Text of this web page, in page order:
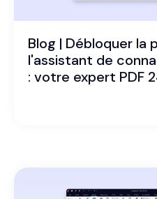
Blog | Débloquer
l'assistant de
: votre expert PDF